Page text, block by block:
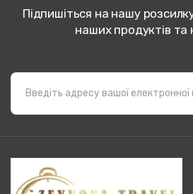
Підпишіться на нашу
наших продуктів та